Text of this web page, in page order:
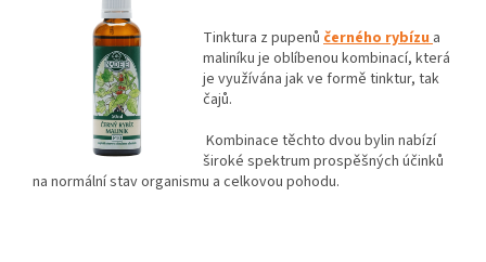
Tinktura z pupenů černého rybízu a
maliníku je oblíbenou kombinací, která
je využívána jak ve formě tinktur, tak
čajů.
Kombinace těchto dvou bylin nabízí
široké spektrum prospěšných účinků
na normální stav organismu a celkovou pohodu.